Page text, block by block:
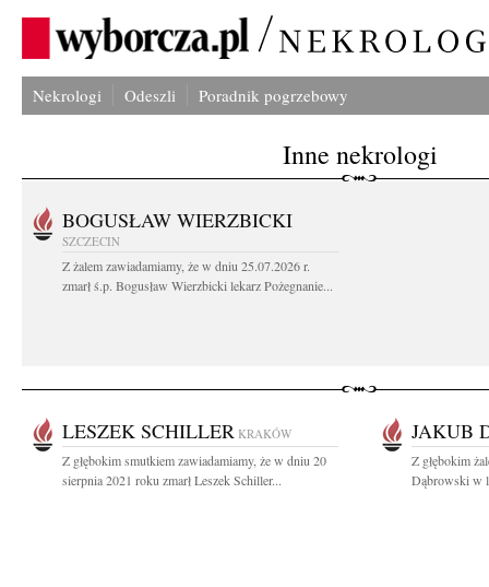
Nekrologi Odeszli Poradnik pogrzebowy
Inne nekrologi
BOGUSŁAW WIERZBICKI
SZCZECIN
Z żalem zawiadamiamy, że w dniu 25.07.2026 r.
zmarł ś.p. Bogusław Wierzbicki lekarz Pożegnanie...
LESZEK SCHILLER KRAKÓW
Z głębokim smutkiem zawiadamiamy, że w dniu 20
sierpnia 2021 roku zmarł Leszek Schiller...
JAKUB
Z głębokim
Dąbrowski w